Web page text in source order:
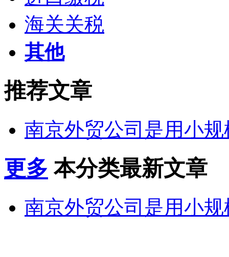
海关关税
其他
推荐文章
南京外贸公司是用小
更多 本分类最新文章
南京外贸公司是用小